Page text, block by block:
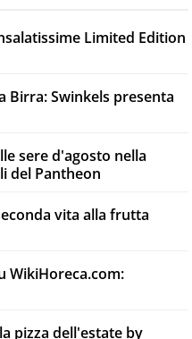
Limited Edition
Birra: Swinkels presenta
sere d'agosto nella
del Pantheon
vita alla frutta
WikiHoreca.com:
pizza dell'estate by